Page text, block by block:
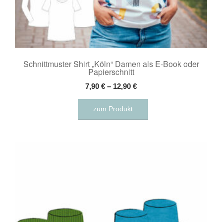
Schnittmuster Shirt „Köln“ Damen als E-Book oder
Papierschnitt
7,90 € – 12,90 €
zum Produkt
Dieses
weist
auf
der